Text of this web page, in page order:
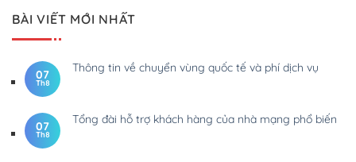
BÀI VIẾT MỚI NHẤT
07
Th8
Thông tin về chuyển vùng quốc tế và phí dịch vụ
07
Th8
Tổng đài hỗ trợ khách hàng của nhà mạng phổ biến